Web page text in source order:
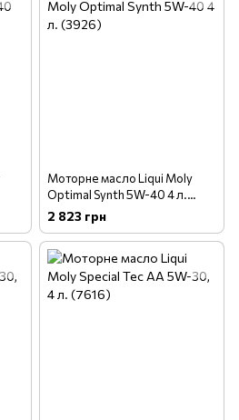
Моторне масло Liqui Moly
Optimal Synth 5W-40 4 л.
(3926)
2 823 грн